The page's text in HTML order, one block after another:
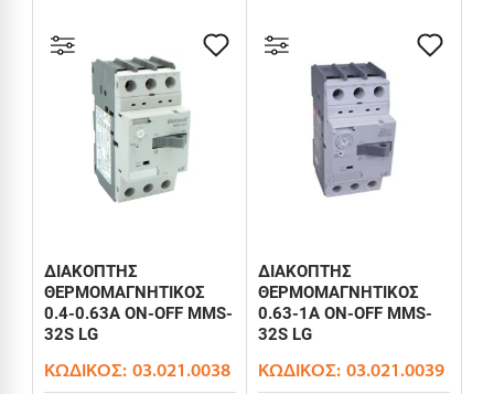
ΔΙΑΚΟΠΤΗΣ
ΘΕΡΜΟΜΑΓΝΗΤΙΚΟΣ
0.4-0.63Α ON-OFF MMS-
32S LG
ΚΩΔΙΚΌΣ: 03.021.0038
ΔΙΑΚΟΠΤΗΣ
ΘΕΡΜΟΜΑΓΝΗΤΙΚΟΣ
0.63-1Α ON-OFF MMS-
32S LG
ΚΩΔΙΚΌΣ: 03.021.0039